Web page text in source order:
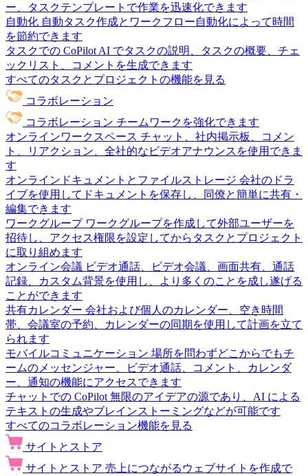
ー、タスクテンプレートで作業を迅速化できます
自動化 自動タスク作成とワークフロー自動化によって時間
を節約できます
タスクでの CoPilot AI でタスクの説明、タスクの概要、チェ
ックリスト、コメントを生成できます
すべてのタスクとプロジェクトの機能を見る
コラボレーション
コラボレーション チームワークを強化できます
オンラインワークスペース チャット、社内掲示板、コメン
ト、リアクション、全社的なビデオアナウンスを使用できま
す
オンラインドキュメントとファイルストレージ 会社のドラ
イブを使用してドキュメントを保存し、同僚と簡単に共有・
編集できます
ワークグループ ワークグループを作成して外部ユーザーを
招待し、アクセス権限を設定してからタスクとプロジェクト
に取り組めます
オンライン会議 ビデオ通話、ビデオ会議、画面共有、通話
記録、カスタム背景を使用し、より多くのことを成し遂げる
ことができます
共有カレンダー 会社および個人のカレンダー、空き時間
帯、会議室の予約、カレンダーの同期を使用して計画を立て
られます
モバイルコミュニケーション 場所を問わずどこからでもチ
ームのメッセンジャー、ビデオ通話、コメント、カレンダ
ー、通知の機能にアクセスできます
チャットでの CoPilot 無限のアイデアの源であり、AI による
テキストの生成やブレインストーミングなどが可能です
すべてのコラボレーション機能を見る
サイトとストア
サイトとストア 売上につながるウェブサイトを作成で